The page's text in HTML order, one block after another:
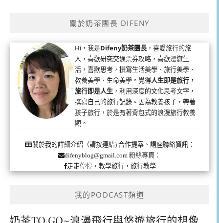
關於奶茶團長 DIFENY
Hi，我是Difeny奶茶團長 ，喜愛旅行的旅
人，喜歡研究交通票券攻略，喜歡漫遊生
活，喜歡思考，撰寫生活美學、旅行美學、
教養美學、生命美學。覺得人生即是旅行，
旅行即是人生 ，利用深度的文化思考文字，
撰寫自己的旅行記錄。因為教養孩子，帶著
孩子旅行，於是有著背包式的浪漫旅行教養
觀。
關於我的詳細介紹（請按連結)合作提案、講座聯絡資訊：
difenyblog@gmail.com 粉絲專頁：
走走停停，教學旅行，旅行教學
我的PODCAST頻道
奶茶TO GO~浪漫飛行與悠遊旅行的想像